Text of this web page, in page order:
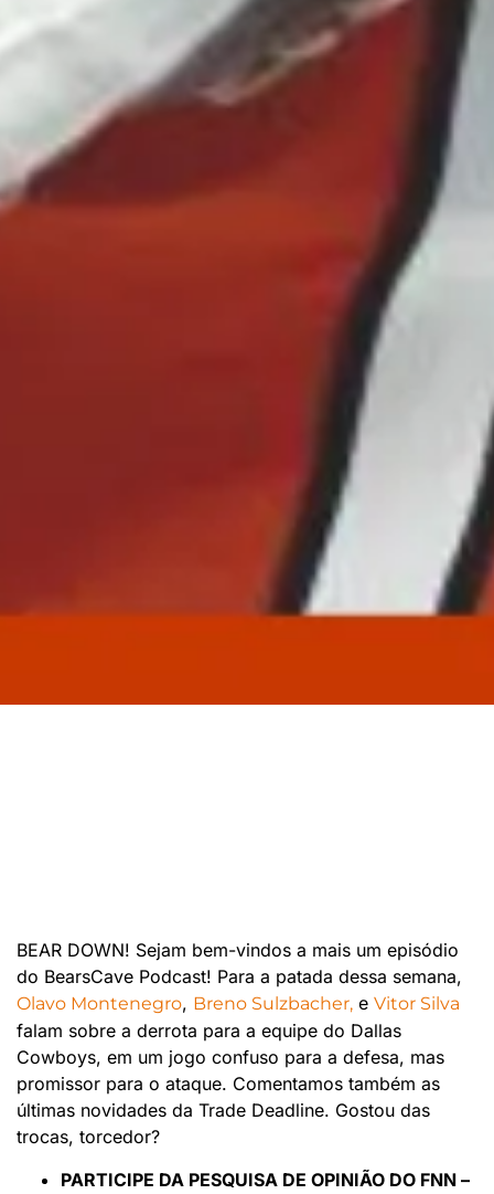
BEAR DOWN! Sejam bem-vindos a mais um episódio
do BearsCave Podcast! Para a patada dessa semana,
Olavo Montenegro, Breno Sulzbacher, e Vitor Silva
falam sobre a derrota para a equipe do Dallas
Cowboys, em um jogo confuso para a defesa, mas
promissor para o ataque. Comentamos também as
últimas novidades da Trade Deadline. Gostou das
trocas, torcedor?
PARTICIPE DA PESQUISA DE OPINIÃO DO FNN –